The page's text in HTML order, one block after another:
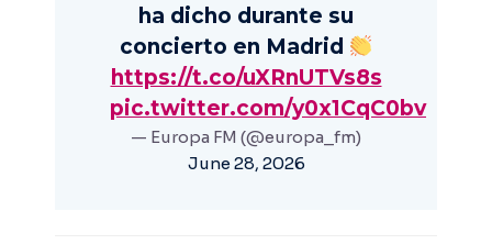
ha dicho durante su
concierto en Madrid
https://t.co/uXRnUTVs8s
pic.twitter.com/y0x1CqC0bv
— Europa FM (@europa_fm)
June 28, 2026